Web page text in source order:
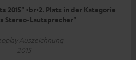
2015" <br>2. Platz in der Kategorie
Stereo-Lautsprecher"
Auszeichnung
2015